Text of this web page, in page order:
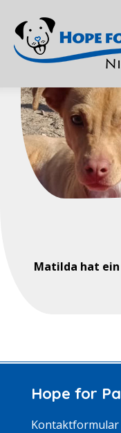
Matilda hat ein
Hope for
Kontaktformular